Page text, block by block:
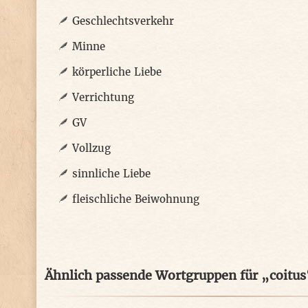
Geschlechtsverkehr
Minne
körperliche Liebe
Verrichtung
GV
Vollzug
sinnliche Liebe
fleischliche Beiwohnung
Ähnlich passende Wortgruppen für